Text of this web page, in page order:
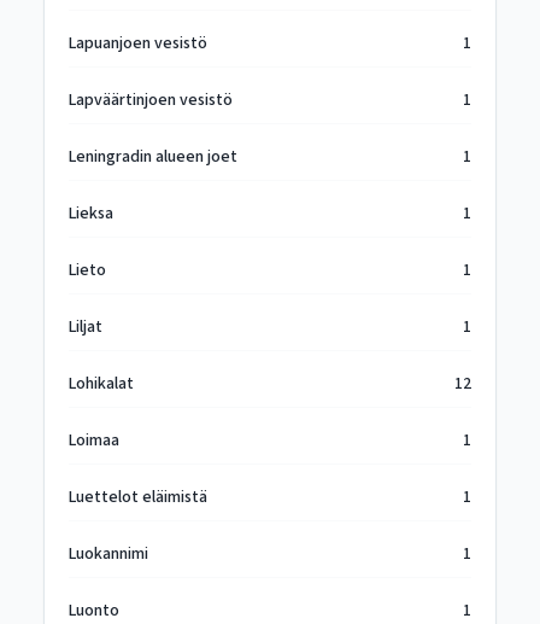
Lapuanjoen vesistö 1
Lapväärtinjoen vesistö 1
Leningradin alueen joet 1
Lieksa 1
Lieto 1
Liljat 1
Lohikalat 12
Loimaa 1
Luettelot eläimistä 1
Luokannimi 1
Luonto 1